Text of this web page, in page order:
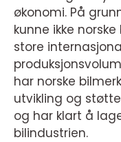
økonomi. På
kunne ikke
store
har norske
utvikling og
og har klart å
bilindustrien.